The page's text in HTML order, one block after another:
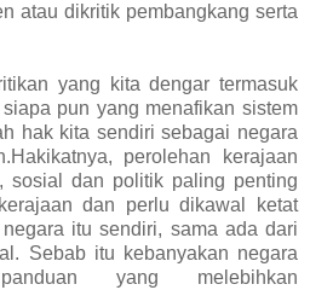
atau dikritik pembangkang serta
yang kita dengar termasuk
pun yang menafikan sistem
hak kita sendiri sebagai negara
perolehan kerajaan
sosial dan politik paling penting
dan perlu dikawal ketat
itu sendiri, sama ada dari
Sebab itu kebanyakan negara
yang melebihkan